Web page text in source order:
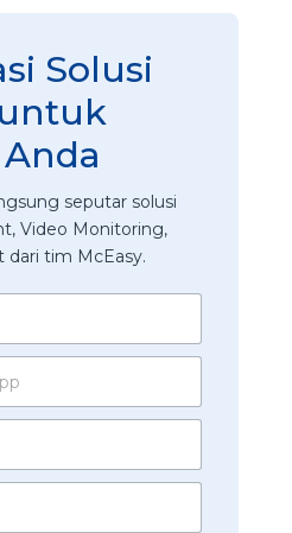
Solusi
seputar solusi
Video Monitoring,
dari tim McEasy.